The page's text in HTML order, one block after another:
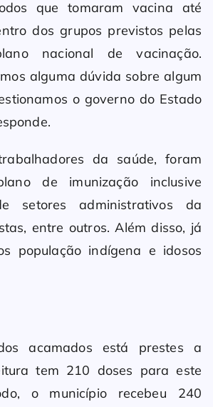
que tomaram vacina até
dos grupos previstos pelas
nacional de vacinação.
alguma dúvida sobre algum
o governo do Estado
da saúde, foram
de imunização inclusive
setores administrativos da
entre outros. Além disso, já
população indígena e idosos
acamados está prestes a
tem 210 doses para este
o município recebeu 240